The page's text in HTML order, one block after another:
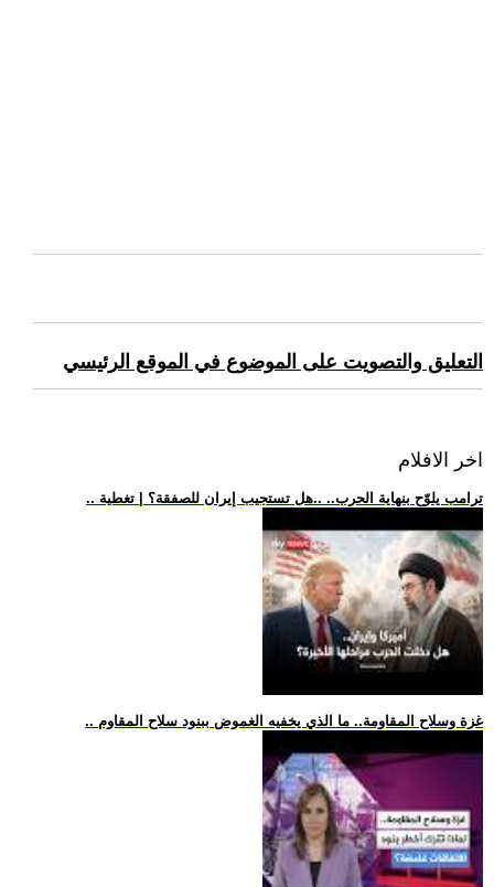
التعليق والتصويت على الموضوع في الموقع الرئيسي
اخر الافلام
.. ترامب يلوّح بنهاية الحرب.. ..هل تستجيب إيران للصفقة؟ | تغطية
.. غزة وسلاح المقاومة.. ما الذي يخفيه الغموض ببنود سلاح المقاوم